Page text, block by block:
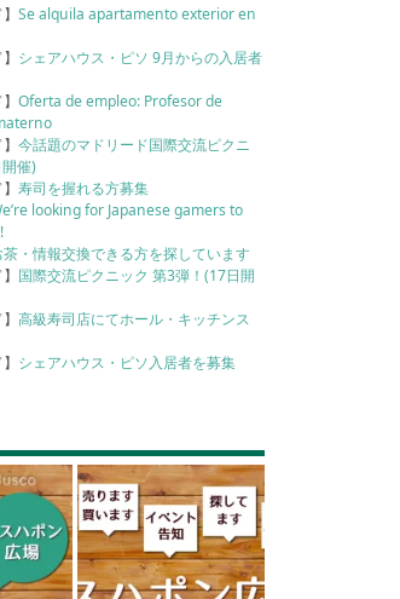
】Se alquila apartamento exterior en
シェアハウス・ピソ 9月からの入居者
】Oferta de empleo: Profesor de
】今話題のマドリード国際交流ピクニ
催)
】寿司を握れる方募集
looking for Japanese gamers to
茶・情報交換できる方を探しています
国際交流ピクニック 第3弾！(17日開
】高級寿司店にてホール・キッチンス
シェアハウス・ピソ入居者を募集